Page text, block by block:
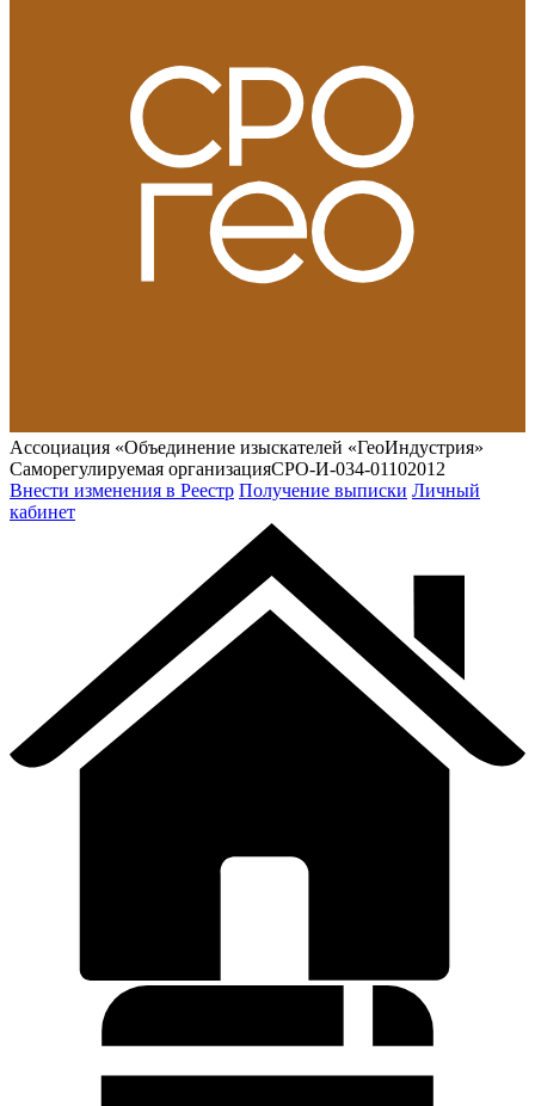
Ассоциация «Объединение изыскателей «ГеоИндустрия»
Саморегулируемая организацияСРО-И-034-01102012
Внести изменения в Реестр Получение выписки Личный
кабинет